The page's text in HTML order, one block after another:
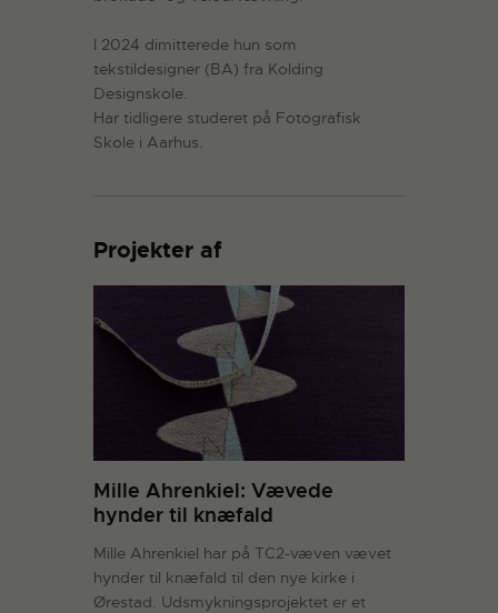
I 2024 dimitterede hun som
tekstildesigner (BA) fra Kolding
Designskole.
Har tidligere studeret på Fotografisk
Skole i Aarhus.
Projekter af
Mille Ahrenkiel: Vævede
hynder til knæfald
Mille Ahrenkiel har på TC2-væven vævet
hynder til knæfald til den nye kirke i
Ørestad. Udsmykningsprojektet er et